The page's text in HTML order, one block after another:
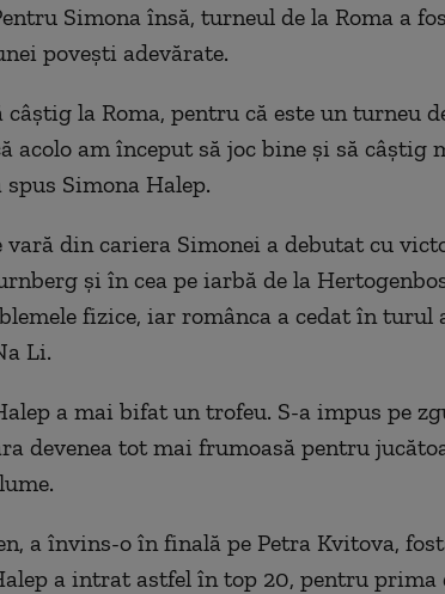
Simona însă, turneul de la Roma a
povești adevărate.
la Roma, pentru că este un turneu
acolo am început să joc bine și să câștig
spus Simona Halep.
vară din cariera Simonei a debutat cu
și în cea pe iarbă de la
fizice, iar românca a cedat în turul
Li.
a mai bifat un trofeu. S-a impus pe
devenea tot mai frumoasă pentru
a învins-o în finală pe Petra Kvitova,
a intrat astfel în top 20, pentru prima